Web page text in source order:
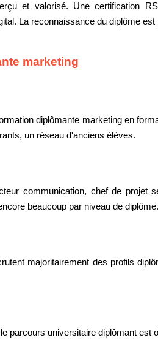
et valorisé. Une certification
La reconnaissance du diplôme est
marketing
diplômante marketing en
un réseau d'anciens élèves.
communication, chef de projet
beaucoup par niveau de
majoritairement des profils
parcours universitaire diplômant